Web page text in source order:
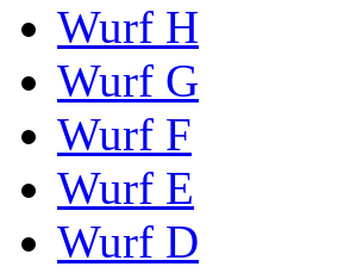
Wurf H
Wurf G
Wurf F
Wurf E
Wurf D